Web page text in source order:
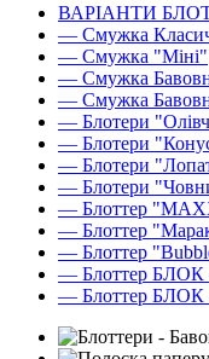
ВАРІАНТИ
— Смужка
— Смужка "Міні"
— Смужка
— Смужка
— Блотери
— Блотери
— Блотери
— Блотери
— Блоттер
— Блоттер
— Блоттер
— Блоттер БЛОК
— Блоттер БЛОК